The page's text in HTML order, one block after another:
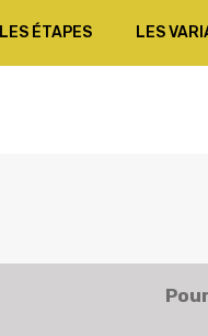
LES ÉTAPES LES